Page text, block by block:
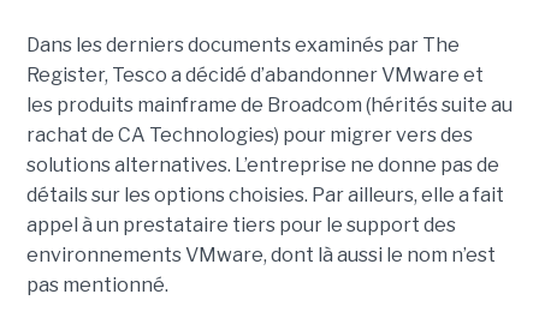
Dans les derniers documents examinés par The
Register, Tesco a décidé d’abandonner VMware et
les produits mainframe de Broadcom (hérités suite au
rachat de CA Technologies) pour migrer vers des
solutions alternatives. L’entreprise ne donne pas de
détails sur les options choisies. Par ailleurs, elle a fait
appel à un prestataire tiers pour le support des
environnements VMware, dont là aussi le nom n’est
pas mentionné.